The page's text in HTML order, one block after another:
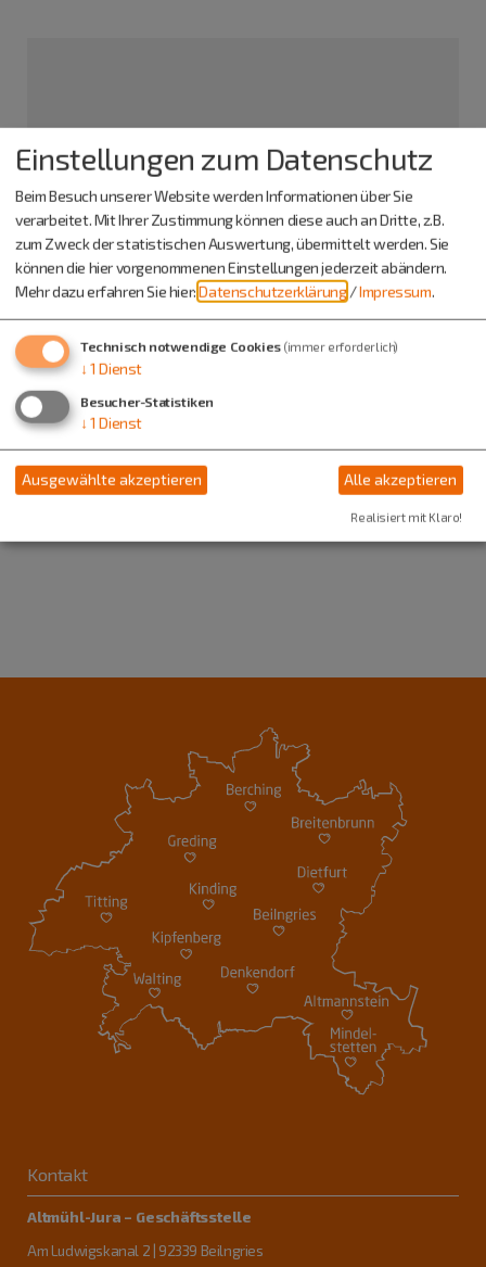
Tourismusbüro Berching
Pettenkoferplatz 12
92334 Berching
08462 20513
Kontakt
Altmühl-Jura – Geschäftsstelle
Am Ludwigskanal 2 | 92339 Beilngries
Einstellungen zum Datenschutz
Beim Besuch unserer Website werden Informationen über Sie
verarbeitet. Mit Ihrer Zustimmung können diese auch an Dritte, z.B.
zum Zweck der statistischen Auswertung, übermittelt werden. Sie
können die hier vorgenommenen Einstellungen jederzeit abändern.
Mehr dazu erfahren Sie hier:Datenschutzerklärung /Impressum.
Technisch notwendige Cookies (immer erforderlich)
↓ 1 Dienst
Besucher-Statistiken
↓ 1 Dienst
Ausgewählte akzeptieren Alle akzeptieren
Realisiert mit Klaro!